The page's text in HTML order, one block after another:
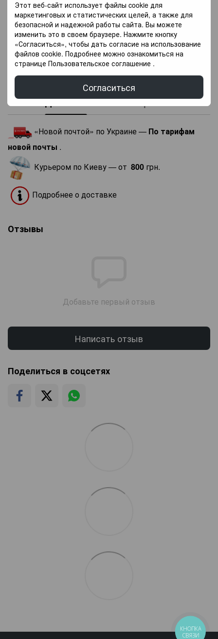
Этот веб-сайт использует файлы cookie для
маркетинговых и статистических целей, а также для
безопасной и надежной работы сайта. Вы можете
изменить это в своем браузере. Нажмите кнопку
«Согласиться», чтобы дать согласие на использование
файлов cookie. Подробнее можно ознакомиться на
странице Пользовательское соглашение .
Согласиться
Размеры
50x40 см
Состав
Хлопок
Страна
производитель
Италия
Коллекция
Sirio
Форма
Фигурная
Доставка Оплата Гарантия
«Новой почтой» по Украине — По тарифам
новой почты .
Курьером по Киеву — от 800 грн.
Подробнее о доставке
Отзывы
Добавьте первый отзыв
Написать отзыв
Поделиться в соцсетях
КНОПКА
СВЯЗИ